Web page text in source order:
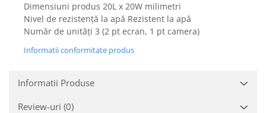
Zgarzi, lese si hamuri
PC, Periferice & Software
Desktop PC & Monitoare
Consumabile
Dimensiuni produs 20L x 20W milimetri
Nivel de rezistență la apă Rezistent la apă
Număr de unități 3 (2 pt ecran, 1 pt camera)
Informatii conformitate produs
Informatii Produse
Review-uri (0)